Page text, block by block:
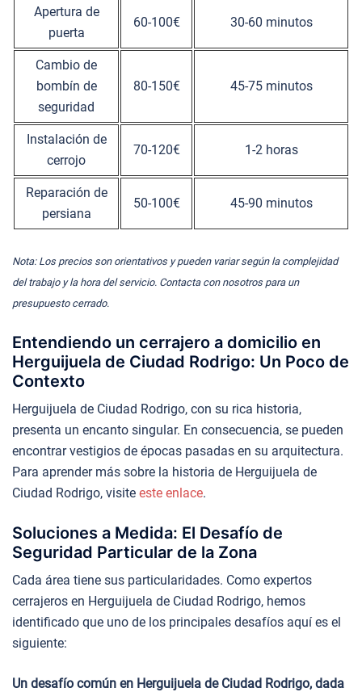
Apertura de
puerta
60-100€ 30-60 minutos
Cambio de
bombín de
seguridad
80-150€ 45-75 minutos
Instalación de
cerrojo
70-120€ 1-2 horas
Reparación de
persiana
50-100€ 45-90 minutos
Nota: Los precios son orientativos y pueden variar según la complejidad
del trabajo y la hora del servicio. Contacta con nosotros para un
presupuesto cerrado.
Entendiendo un cerrajero a domicilio en
Herguijuela de Ciudad Rodrigo: Un Poco de
Contexto
Herguijuela de Ciudad Rodrigo, con su rica historia,
presenta un encanto singular. En consecuencia, se pueden
encontrar vestigios de épocas pasadas en su arquitectura.
Para aprender más sobre la historia de Herguijuela de
Ciudad Rodrigo, visite este enlace.
Soluciones a Medida: El Desafío de
Seguridad Particular de la Zona
Cada área tiene sus particularidades. Como expertos
cerrajeros en Herguijuela de Ciudad Rodrigo, hemos
identificado que uno de los principales desafíos aquí es el
siguiente:
Un desafío común en Herguijuela de Ciudad Rodrigo, dada